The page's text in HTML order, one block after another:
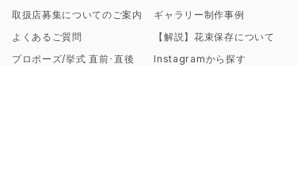
取扱店募集についてのご案内
よくあるご質問
プロポーズ/挙式 直前･直後
ギャラリー制作事例
【解説】花束保存について
Instagramから探す